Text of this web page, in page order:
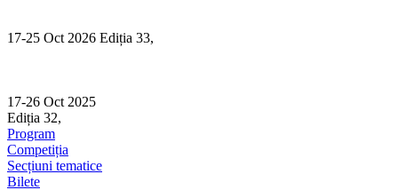
17-25 Oct 2026 Ediția 33,
17-26 Oct 2025
Ediția 32,
Program
Competiția
Secțiuni tematice
Bilete